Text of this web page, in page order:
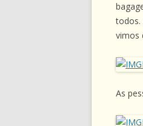
todos.
vimos
As